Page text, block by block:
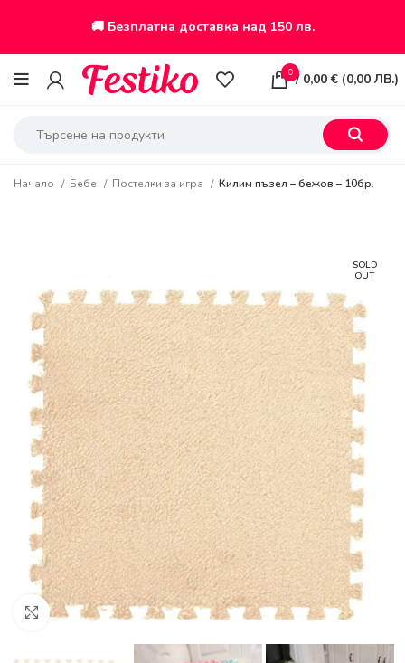
🚚 Безплатна доставка над 150 лв.
0 / 0,00€ (0,00 ЛВ.)
Начало Бебе Постелки за игра Килим пъзел – бежов – 10бр.
SOLD
OUT
Увеличи